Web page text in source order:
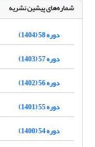
شماره‌های پیشین نشریه
دوره 58 (1404)
دوره 57 (1403)
دوره 56 (1402)
دوره 55 (1401)
دوره 54 (1400)